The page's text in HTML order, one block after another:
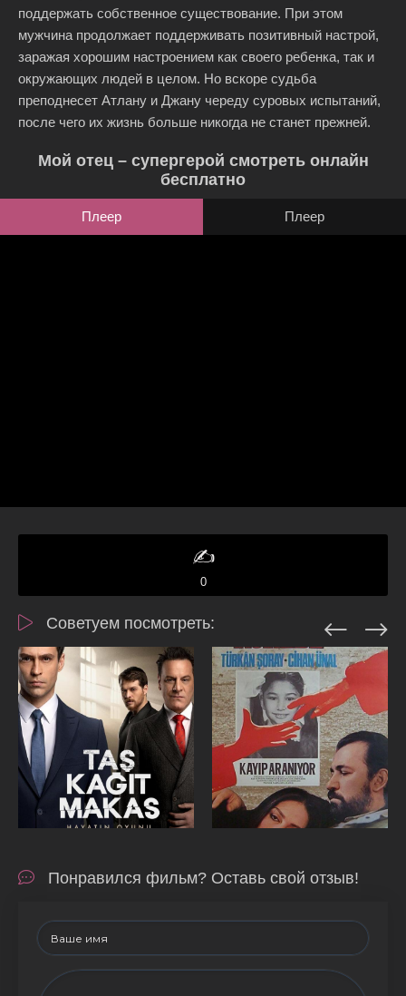
поддержать собственное существование. При этом
мужчина продолжает поддерживать позитивный настрой,
заражая хорошим настроением как своего ребенка, так и
окружающих людей в целом. Но вскоре судьба
преподнесет Атлану и Джану череду суровых испытаний,
после чего их жизнь больше никогда не станет прежней.
Мой отец – супергерой смотреть онлайн
бесплатно
Плеер Плеер
✍️
0
Советуем посмотреть:
Понравился фильм? Оставь свой отзыв!